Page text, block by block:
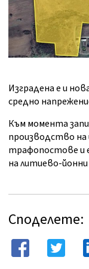
Изградена е и
средно
Към момента
производство на
трафопостове и
на литиево-
Споделете: